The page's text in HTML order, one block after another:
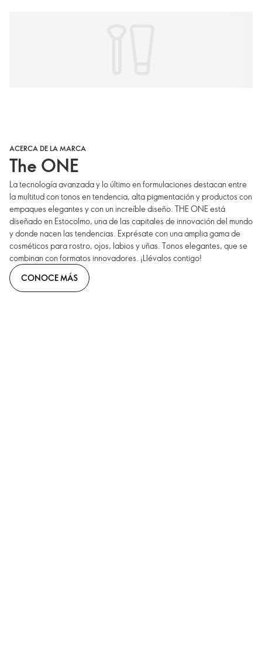
ACERCA DE LA MARCA
The ONE
La tecnología avanzada y lo último en formulaciones destacan entre
la multitud con tonos en tendencia, alta pigmentación y productos con
empaques elegantes y con un increíble diseño. THE ONE está
diseñado en Estocolmo, una de las capitales de innovación del mundo
y donde nacen las tendencias. Exprésate con una amplia gama de
cosméticos para rostro, ojos, labios y uñas. Tonos elegantes, que se
combinan con formatos innovadores. ¡Llévalos contigo!
CONOCE MÁS